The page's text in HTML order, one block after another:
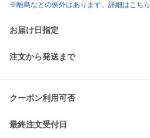
※離島などの例外はあります。詳細はこちら
お届け日指定
注文から発送まで
クーポン利用可否
最終注文受付日